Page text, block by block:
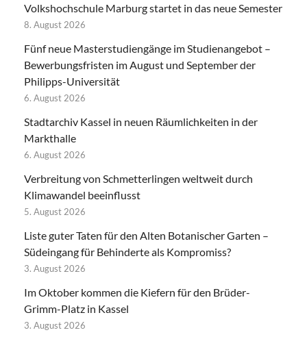
Volkshochschule Marburg startet in das neue Semester
8. August 2026
Fünf neue Masterstudiengänge im Studienangebot –
Bewerbungsfristen im August und September der
Philipps-Universität
6. August 2026
Stadtarchiv Kassel in neuen Räumlichkeiten in der
Markthalle
6. August 2026
Verbreitung von Schmetterlingen weltweit durch
Klimawandel beeinflusst
5. August 2026
Liste guter Taten für den Alten Botanischer Garten –
Südeingang für Behinderte als Kompromiss?
3. August 2026
Im Oktober kommen die Kiefern für den Brüder-
Grimm-Platz in Kassel
3. August 2026